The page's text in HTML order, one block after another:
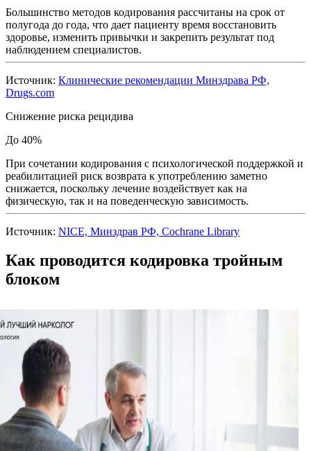
Большинство методов кодирования рассчитаны на срок от
полугода до года, что дает пациенту время восстановить
здоровье, изменить привычки и закрепить результат под
наблюдением специалистов.
Источник: Клинические рекомендации Минздрава РФ,
Drugs.com
Снижение риска рецидива
До 40%
При сочетании кодирования с психологической поддержкой и
реабилитацией риск возврата к употреблению заметно
снижается, поскольку лечение воздействует как на
физическую, так и на поведенческую зависимость.
Источник: NICE, Минздрав РФ, Cochrane Library
Как проводится кодировка тройным
блоком